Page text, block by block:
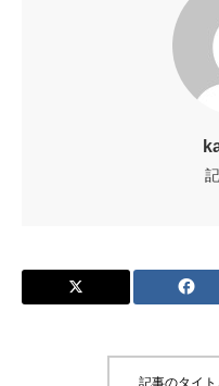
記事のタイ